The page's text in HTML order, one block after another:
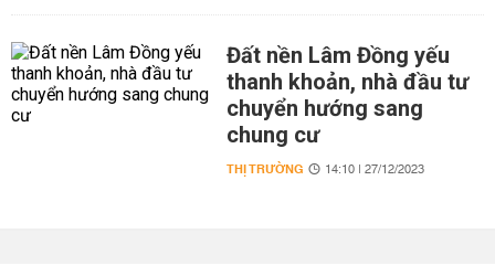
Đất nền Lâm Đồng yếu
thanh khoản, nhà đầu tư
chuyển hướng sang
chung cư
THỊ TRƯỜNG 14:10 | 27/12/2023